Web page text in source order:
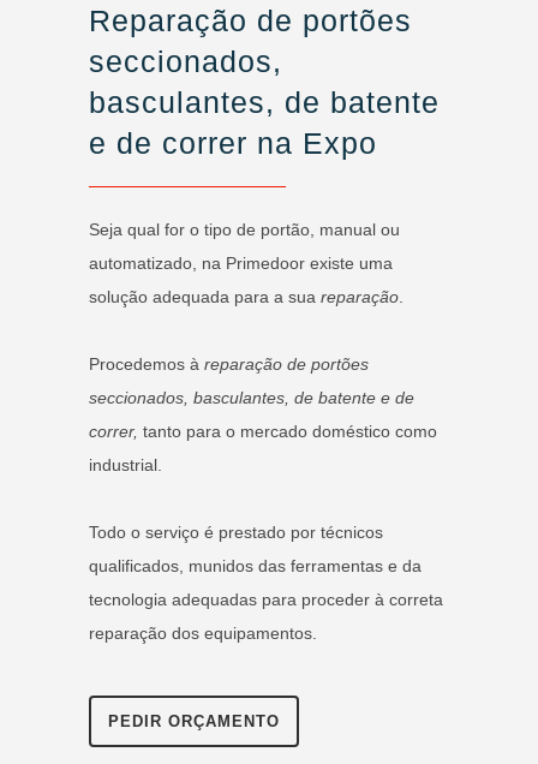
Reparação de portões
seccionados,
basculantes, de batente
e de correr na Expo
Seja qual for o tipo de portão, manual ou
automatizado, na Primedoor existe uma
solução adequada para a sua reparação
Procedemos à reparação de portões
seccionados, basculantes, de batente e de
correr, tanto para o mercado doméstico como
industrial.
Todo o serviço é prestado por técnicos
qualificados, munidos das ferramentas e da
tecnologia adequadas para proceder à correta
reparação dos equipamentos.
PEDIR ORÇAMENTO